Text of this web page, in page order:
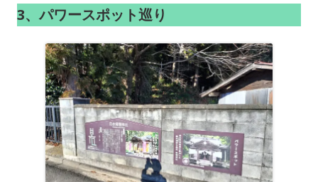
3、パワースポット巡り